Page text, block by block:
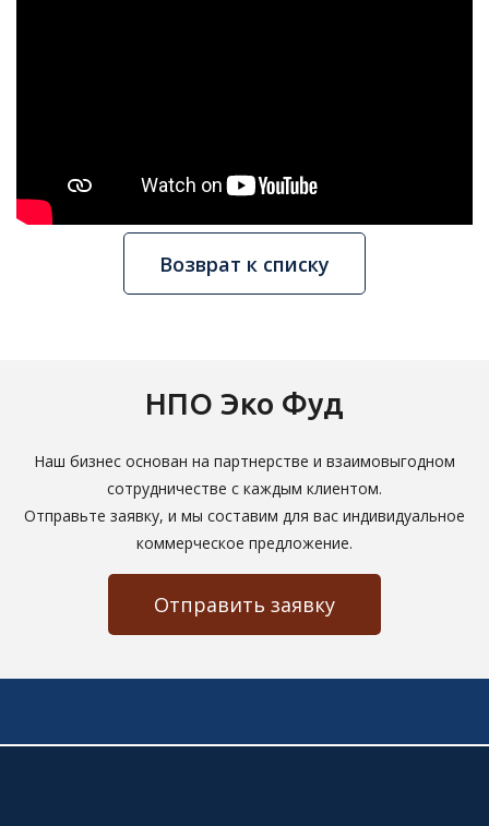
Возврат к списку
НПО Эко Фуд
Наш бизнес основан на партнерстве и взаимовыгодном
сотрудничестве с каждым клиентом.
Отправьте заявку, и мы составим для вас индивидуальное
коммерческое предложение.
Отправить заявку